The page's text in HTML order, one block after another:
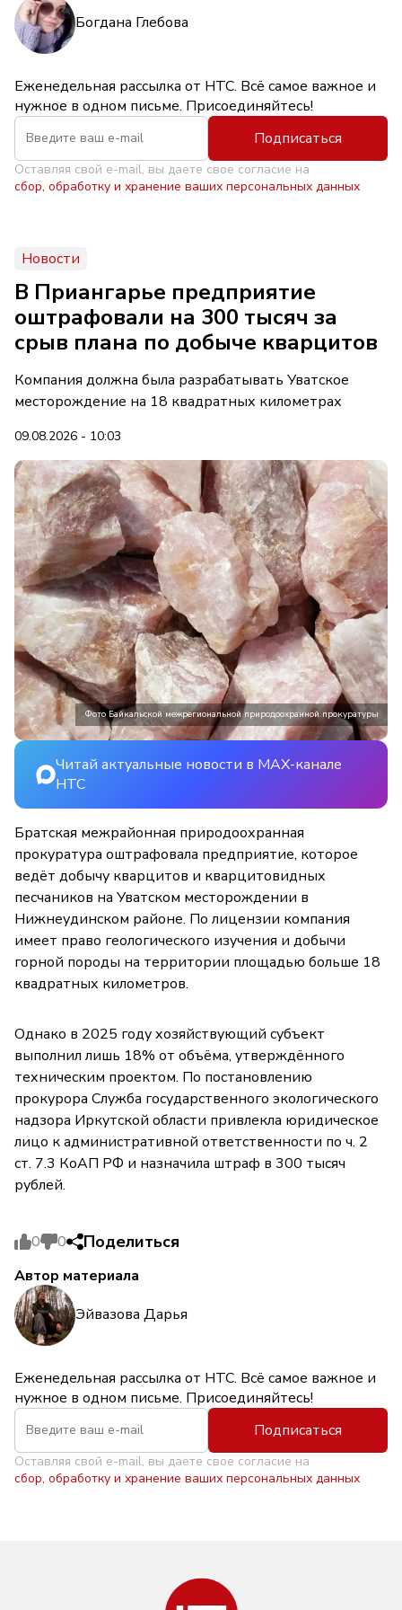
Богдана Глебова
Еженедельная рассылка от НТС. Всё самое важное и
нужное в одном письме. Присоединяйтесь!
Подписаться
Оставляя свой e-mail, вы даете свое согласие на
сбор, обработку и хранение ваших персональных данных
Новости
В Приангарье предприятие
оштрафовали на 300 тысяч за
срыв плана по добыче кварцитов
Компания должна была разрабатывать Уватское
месторождение на 18 квадратных километрах
09.08.2026 - 10:03
Фото Байкальской межрегиональной природоохранной прокуратуры
Читай актуальные новости в MAX-канале
НТС
Братская межрайонная природоохранная
прокуратура оштрафовала предприятие, которое
ведёт добычу кварцитов и кварцитовидных
песчаников на Уватском месторождении в
Нижнеудинском районе. По лицензии компания
имеет право геологического изучения и добычи
горной породы на территории площадью больше 18
квадратных километров.
Однако в 2025 году хозяйствующий субъект
выполнил лишь 18% от объёма, утверждённого
техническим проектом. По постановлению
прокурора Служба государственного экологического
надзора Иркутской области привлекла юридическое
лицо к административной ответственности по ч. 2
ст. 7.3 КоАП РФ и назначила штраф в 300 тысяч
рублей.
0 0 Поделиться
Автор материала
Эйвазова Дарья
Еженедельная рассылка от НТС. Всё самое важное и
нужное в одном письме. Присоединяйтесь!
Подписаться
Оставляя свой e-mail, вы даете свое согласие на
сбор, обработку и хранение ваших персональных данных